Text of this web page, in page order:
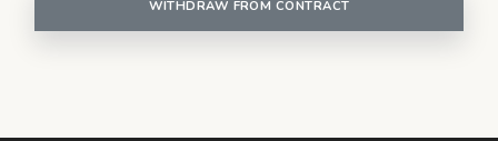
WITHDRAW FROM CONTRACT